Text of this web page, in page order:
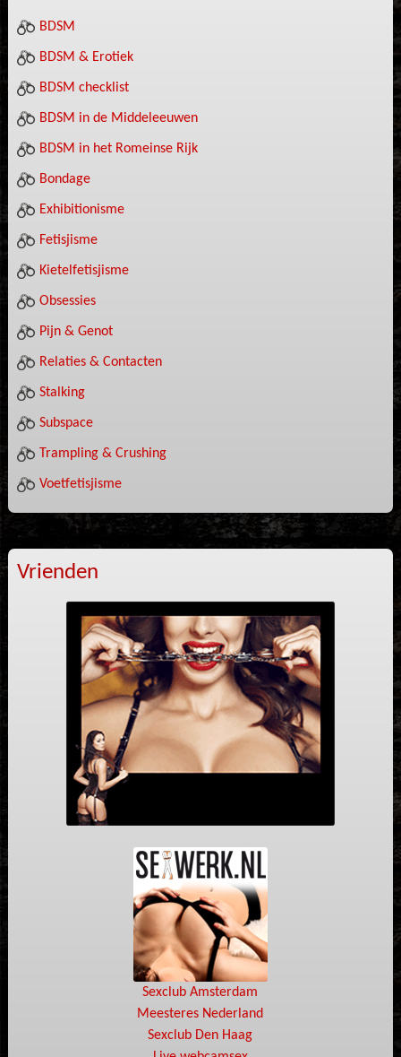
BDSM
BDSM & Erotiek
BDSM checklist
BDSM in de Middeleeuwen
BDSM in het Romeinse Rijk
Bondage
Exhibitionisme
Fetisjisme
Kietelfetisjisme
Obsessies
Pijn & Genot
Relaties & Contacten
Stalking
Subspace
Trampling & Crushing
Voetfetisjisme
Vrienden
Sexclub Amsterdam
Meesteres Nederland
Sexclub Den Haag